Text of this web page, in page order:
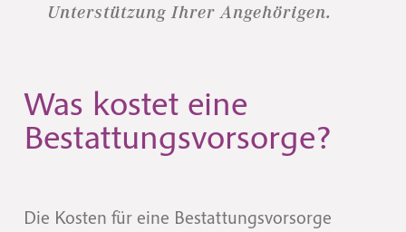
Unterstützung Ihrer Angehörigen.
Was kostet eine
Bestattungsvorsorge?
Die Kosten für eine Bestattungsvorsorge